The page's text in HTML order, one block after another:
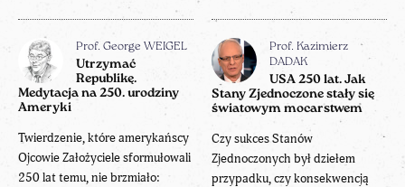
Prof. George WEIGEL
Utrzymać
Republikę.
Medytacja na 250. urodziny
Ameryki
Twierdzenie, które amerykańscy
Ojcowie Założyciele sformułowali
250 lat temu, nie brzmiało:
Prof. Kazimierz
DADAK
USA 250 lat. Jak
Stany Zjednoczone stały się
światowym mocarstwem
Czy sukces Stanów
Zjednoczonych był dziełem
przypadku, czy konsekwencją